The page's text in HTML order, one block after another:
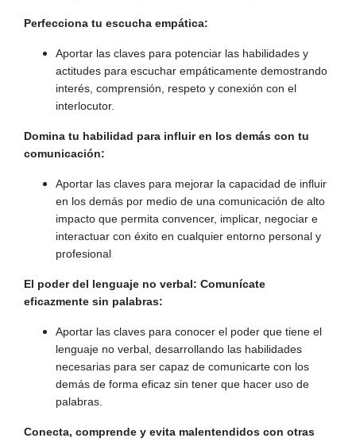
Perfecciona tu escucha empática:
Aportar las claves para potenciar las habilidades y
actitudes para escuchar empáticamente demostrando
interés, comprensión, respeto y conexión con el
interlocutor.
Domina tu habilidad para influir en los demás con tu
comunicación:
Aportar las claves para mejorar la capacidad de influir
en los demás por medio de una comunicación de alto
impacto que permita convencer, implicar, negociar e
interactuar con éxito en cualquier entorno personal y
profesional
El poder del lenguaje no verbal: Comunícate
eficazmente sin palabras:
Aportar las claves para conocer el poder que tiene el
lenguaje no verbal, desarrollando las habilidades
necesarias para ser capaz de comunicarte con los
demás de forma eficaz sin tener que hacer uso de
palabras.
Conecta, comprende y evita malentendidos con otras